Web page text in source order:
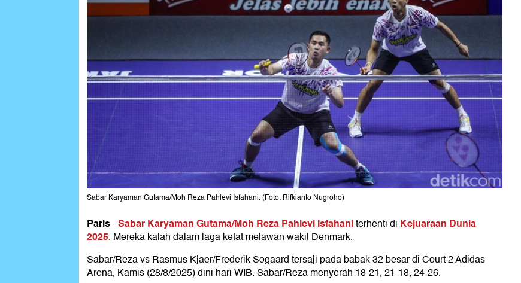
Sabar Karyaman Gutama/Moh Reza Pahlevi Isfahani. (Foto: Rifkianto Nugroho)
Paris-Sabar Karyaman Gutama/Moh Reza Pahlevi Isfahaniterhenti di Kejuaraan Dunia
2025. Mereka kalah dalam laga ketat melawan wakil Denmark.
Sabar/Reza vs Rasmus Kjaer/Frederik Sogaard tersaji pada babak 32 besar di Court 2 Adidas
Arena, Kamis (28/8/2025) dini hari WIB. Sabar/Reza menyerah 18-21, 21-18, 24-26.